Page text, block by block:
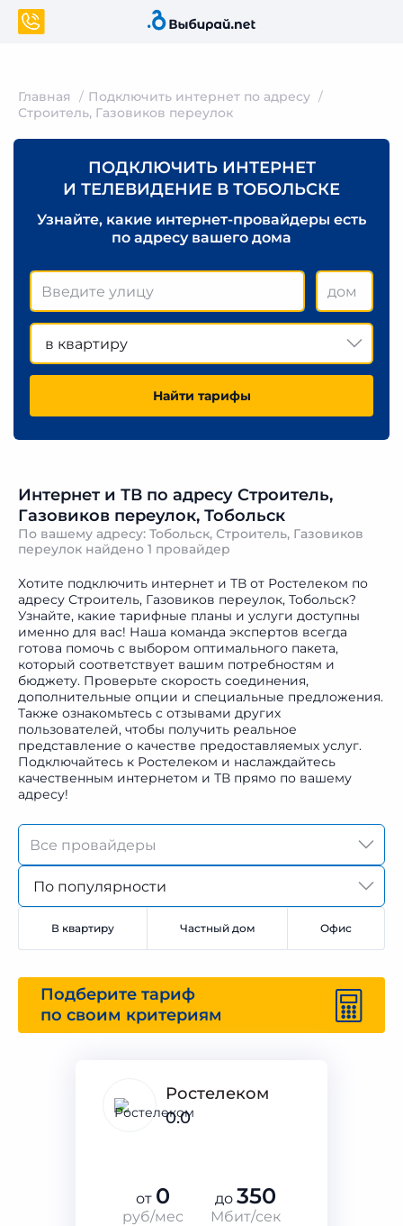
Главная
Подключить интернет по адресу
Строитель, Газовиков переулок
ПОДКЛЮЧИТЬ ИНТЕРНЕТ
И ТЕЛЕВИДЕНИЕ В ТОБОЛЬСКЕ
Узнайте, какие интернет-провайдеры есть
по адресу вашего дома
в квартиру
Найти тарифы
Интернет и ТВ по адресу Строитель,
Газовиков переулок, Тобольск
По вашему адресу: Тобольск, Строитель, Газовиков
переулок найдено 1 провайдер
Хотите подключить интернет и ТВ от Ростелеком по
адресу Строитель, Газовиков переулок, Тобольск?
Узнайте, какие тарифные планы и услуги доступны
именно для вас! Наша команда экспертов всегда
готова помочь с выбором оптимального пакета,
который соответствует вашим потребностям и
бюджету. Проверьте скорость соединения,
дополнительные опции и специальные предложения.
Также ознакомьтесь с отзывами других
пользователей, чтобы получить реальное
представление о качестве предоставляемых услуг.
Подключайтесь к Ростелеком и наслаждайтесь
качественным интернетом и ТВ прямо по вашему
адресу!
По популярности
В квартиру Частный дом Офис
Подберите тариф
по своим критериям
Ростелеком
0.0
от 0
руб/мес
до 350
Мбит/сек